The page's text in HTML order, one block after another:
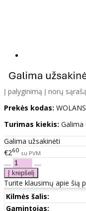
Į palyginimą Į norų sąrašą
Prekės kodas:
Turimas kiekis: Galima
Galima užsakinėti
€260 su PVM
Turite klausimų apie šią
Kilmės šalis:
Gamintojas: